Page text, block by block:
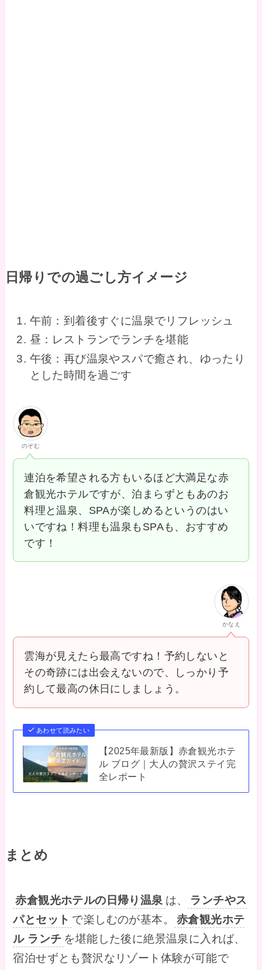
日帰りでの過ごし方イメージ
午前：到着後すぐに温泉でリフレッシュ
昼：レストランでランチを堪能
午後：再び温泉やスパで癒され、ゆったり
とした時間を過ごす
のぞむ
連泊を希望される方もいるほど大満足な赤
倉観光ホテルですが、泊まらずともあのお
料理と温泉、SPAが楽しめるというのはい
いですね！料理も温泉もSPAも、おすすめ
です！
かなえ
雲海が見えたら最高ですね！予約しないと
その奇跡には出会えないので、しっかり予
約して最高の休日にしましょう。
あわせて読みたい
【2025年最新版】赤倉観光ホテ
ル ブログ｜大人の贅沢ステイ完
全レポート
まとめ
赤倉観光ホテルの日帰り温泉 は、
ランチやス
パとセット で楽しむのが基本。
赤倉観光ホテ
ル ランチ を堪能した後に絶景温泉に入れば、
宿泊せずとも贅沢なリゾート体験が可能で